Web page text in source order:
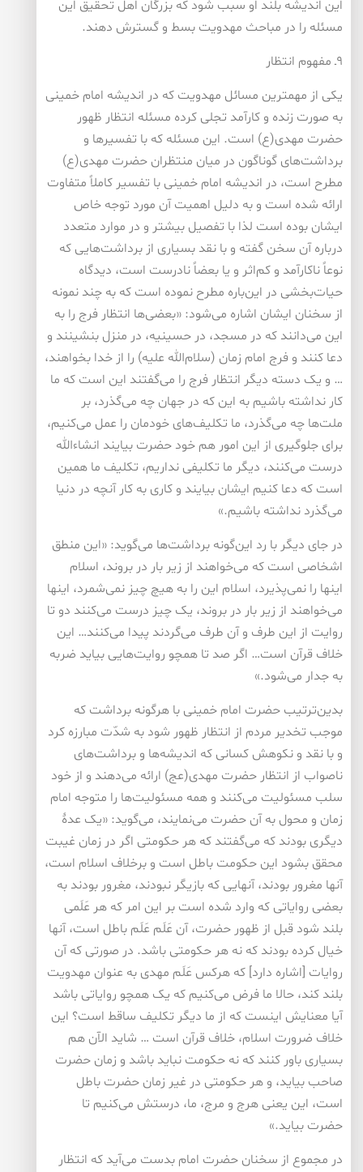
این اندیشه بلند او سبب شود که بزرگان اهل تحقیق این
مسئله را در مباحث مهدویت بسط و گسترش دهند.
۹ـ مفهوم انتظار
یکی از مهمترین مسائل مهدویت که در اندیشه امام خمینی
به صورت زنده و کارآمد تجلی کرده مسئله انتظار ظهور
حضرت مهدی(ع) است. این مسئله که با تفسیرها و
برداشت‌های گوناگون در میان منتظران حضرت مهدی(ع)
مطرح است، در اندیشه امام خمینی با تفسیر کاملاً متفاوت
ارائه شده است و به دلیل اهمیت آن مورد توجه خاص
ایشان بوده است لذا با تفصیل بیشتر و در موارد متعدد
درباره آن سخن گفته و با نقد بسیاری از برداشت‌هایی که
نوعاً ناکارآمد و کم‌اثر و یا بعضاً نادرست است، دیدگاه
حیات‌بخشی در این‌باره مطرح نموده است که به چند نمونه
از سخنان ایشان اشاره می‌شود: «بعضی‌ها انتظار فرج را به
این می‌دانند که در مسجد، در حسینیه، در منزل بنشینند و
دعا کنند و فرج امام زمان (سلام‌الله علیه) را از خدا بخواهند،
… و یک دسته دیگر انتظار فرج را می‌گفتند این است که ما
کار نداشته باشیم به این که در جهان چه می‌گذرد، بر
ملت‌ها چه می‌گذرد، ما تکلیف‌های خودمان را عمل می‌کنیم،
برای جلوگیری از این امور هم خود حضرت بیایند انشاءالله
درست می‌کنند، دیگر ما تکلیفی نداریم، تکلیف ما همین
است که دعا کنیم ایشان بیایند و کاری به کار آنچه در دنیا
می‌گذرد نداشته باشیم.»
در جای دیگر با رد این‌گونه برداشت‌ها می‌گوید: «این منطق
اشخاصی است که می‌خواهند از زیر بار در بروند، اسلام
اینها را نمی‌پذیرد، اسلام این را به هیچ چیز نمی‌شمرد، اینها
می‌خواهند از زیر بار در بروند، یک چیز درست می‌کنند دو تا
روایت از این طرف و آن طرف می‌گردند پیدا می‌کنند… این
خلاف قرآن است… اگر صد تا همچو روایت‌هایی بیاید ضربه
به جدار می‌شود.»
بدین‌ترتیب حضرت امام خمینی با هرگونه برداشت که
موجب تخدیر مردم از انتظار ظهور شود به شدّت مبارزه کرد
و با نقد و نکوهش کسانی که اندیشه‌ها و برداشت‌های
ناصواب از انتظار حضرت مهدی(عج) ارائه می‌دهند و از خود
سلب مسئولیت می‌کنند و همه مسئولیت‌ها را متوجه امام
زمان و محول به آن حضرت می‌نمایند، می‌گوید: «یک عدۀ
دیگری بودند که می‌گفتند که هر حکومتی اگر در زمان غیبت
محقق بشود این حکومت باطل است و برخلاف اسلام است،
آنها مغرور بودند، آنهایی که بازیگر نبودند، مغرور بودند به
بعضی روایاتی که وارد شده است بر این امر که هر عَلَمی
بلند شود قبل از ظهور حضرت، آن عَلَم عَلَم باطل است، آنها
خیال کرده بودند که نه هر حکومتی باشد. در صورتی که آن
روایات [اشاره دارد] که هرکس عَلَم مهدی به عنوان مهدویت
بلند کند، حالا ما فرض می‌کنیم که یک همچو روایاتی باشد
آیا معنایش اینست که از ما دیگر تکلیف ساقط است؟ این
خلاف ضرورت اسلام، خلاف قرآن است … شاید الآن هم
بسیاری باور کنند که نه حکومت نباید باشد و زمان حضرت
صاحب بیاید، و هر حکومتی در غیر زمان حضرت باطل
است، این یعنی هرج و مرج، ما، درستش می‌کنیم تا
حضرت بیاید.»
در مجموع از سخنان حضرت امام بدست می‌آید که انتظار